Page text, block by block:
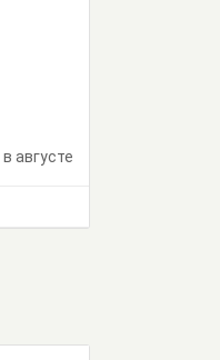
в августе